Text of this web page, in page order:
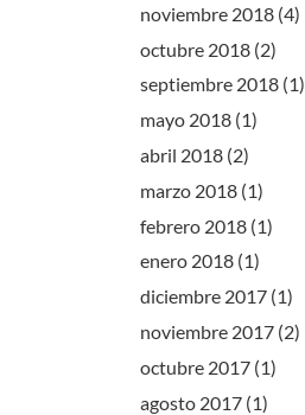
noviembre 2018 (4)
octubre 2018 (2)
septiembre 2018 (1)
mayo 2018 (1)
abril 2018 (2)
marzo 2018 (1)
febrero 2018 (1)
enero 2018 (1)
diciembre 2017 (1)
noviembre 2017 (2)
octubre 2017 (1)
agosto 2017 (1)